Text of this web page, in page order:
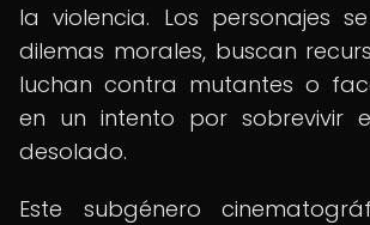
la violencia. Los personajes
dilemas morales, buscan
luchan contra mutantes o
en un intento por sobrevivir
desolado.
Este subgénero